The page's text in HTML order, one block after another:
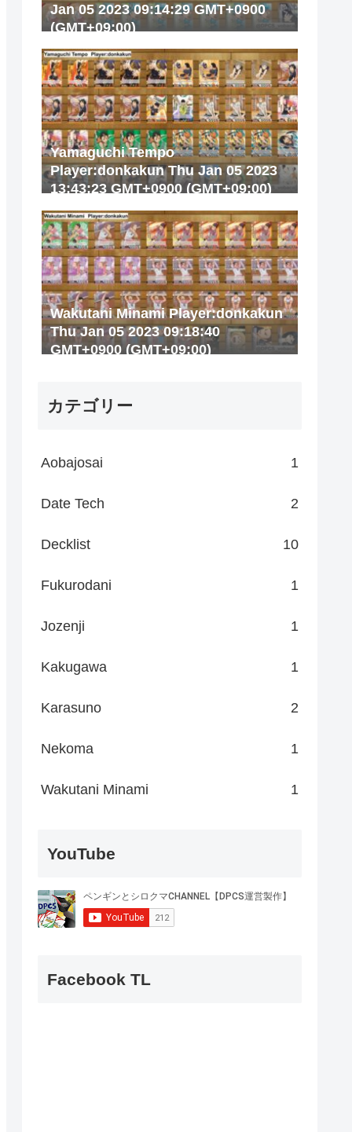
Jan 05 2023 09:14:29 GMT+0900
(GMT+09:00)
Yamaguchi Tempo
Player:donkakun Thu Jan 05 2023
13:43:23 GMT+0900 (GMT+09:00)
Wakutani Minami Player:donkakun
Thu Jan 05 2023 09:18:40
GMT+0900 (GMT+09:00)
カテゴリー
Aobajosai 1
Date Tech 2
Decklist 10
Fukurodani 1
Jozenji 1
Kakugawa 1
Karasuno 2
Nekoma 1
Wakutani Minami 1
YouTube
Facebook TL